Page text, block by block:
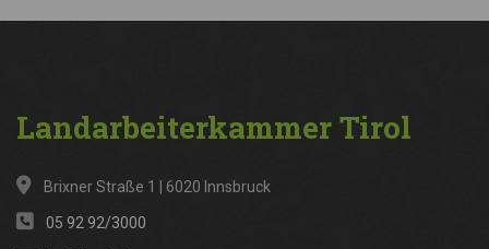
LandarbeiterkammerTirol
Brixner Straße 1 | 6020 Innsbruck
05 92 92/3000